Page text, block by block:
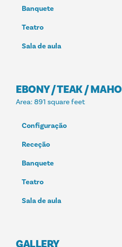
Banquete
Teatro
Sala de aula
EBONY / TEAK / MAHO
Area: 891 square feet
Configuração
Receção
Banquete
Teatro
Sala de aula
GALLERY